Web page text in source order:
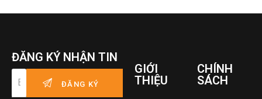
ĐĂNG KÝ NHẬN TIN
GIỚI
THIỆU
CHÍNH
SÁCH